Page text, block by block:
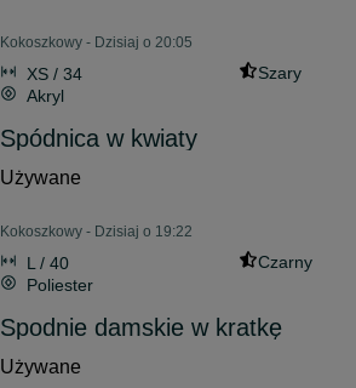
Kokoszkowy - Dzisiaj o 20:05
XS / 34
Szary
Akryl
Spódnica w kwiaty
Używane
Kokoszkowy - Dzisiaj o 19:22
L / 40
Czarny
Poliester
Spodnie damskie w kratkę
Używane